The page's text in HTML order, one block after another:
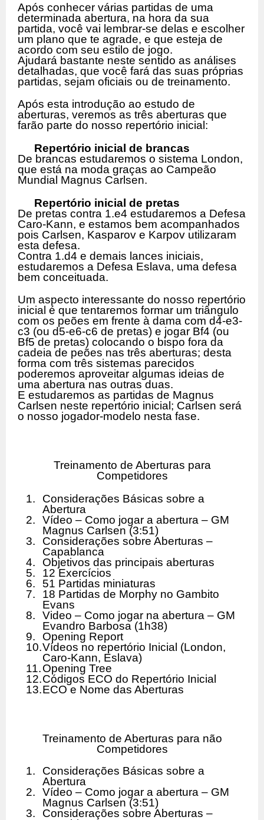
Após conhecer várias partidas de uma
determinada abertura, na hora da sua
partida, você vai lembrar-se delas e escolher
um plano que te agrade, e que esteja de
acordo com seu estilo de jogo.
Ajudará bastante neste sentido as análises
detalhadas, que você fará das suas próprias
partidas, sejam oficiais ou de treinamento.
Após esta introdução ao estudo de
aberturas, veremos as três aberturas que
farão parte do nosso repertório inicial:
Repertório inicial de brancas
De brancas estudaremos o sistema London,
que está na moda graças ao Campeão
Mundial Magnus Carlsen.
Repertório inicial de pretas
De pretas contra 1.e4 estudaremos a Defesa
Caro-Kann, e estamos bem acompanhados
pois Carlsen, Kasparov e Karpov utilizaram
esta defesa.
Contra 1.d4 e demais lances iniciais,
estudaremos a Defesa Eslava, uma defesa
bem conceituada.
Um aspecto interessante do nosso repertório
inicial é que tentaremos formar um triângulo
com os peões em frente à dama com d4-e3-
c3 (ou d5-e6-c6 de pretas) e jogar Bf4 (ou
Bf5 de pretas) colocando o bispo fora da
cadeia de peões nas três aberturas; desta
forma com três sistemas parecidos
poderemos aproveitar algumas ideias de
uma abertura nas outras duas.
E estudaremos as partidas de Magnus
Carlsen neste repertório inicial; Carlsen será
o nosso jogador-modelo nesta fase.
Treinamento de Aberturas para
Competidores
1.
Considerações Básicas sobre a
Abertura
2.
Vídeo – Como jogar a abertura – GM
Magnus Carlsen (3:51)
3.
Considerações sobre Aberturas –
Capablanca
4.
Objetivos das principais aberturas
5.
12 Exercícios
6.
51 Partidas miniaturas
7.
18 Partidas de Morphy no Gambito
Evans
8.
Video – Como jogar na abertura – GM
Evandro Barbosa (1h38)
9.
Opening Report
10.Vídeos no repertório Inicial (London,
Caro-Kann, Eslava)
11.Opening Tree
12.Códigos ECO do Repertório Inicial
13.ECO e Nome das Aberturas
Treinamento de Aberturas para não
Competidores
1.
Considerações Básicas sobre a
Abertura
2.
Vídeo – Como jogar a abertura – GM
Magnus Carlsen (3:51)
3.
Considerações sobre Aberturas –